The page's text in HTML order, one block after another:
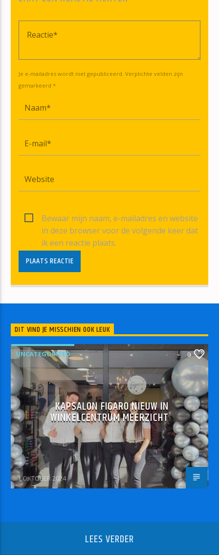
Je e-mailadres wordt niet gepubliceerd. Verplichte velden zijn
gemarkeerd *
Bewaar mijn naam, e-mailadres en website
in deze browser voor de volgende keer dat
ik een reactie plaats.
DIT VIND JE MISSCHIEN OOK LEUK
UNCATEGORIZED 0
KAPSALON FIGARO NIEUW IN
WINKELCENTRUM MEERZICHT
1 OKTOBER 2024
LEES VERDER